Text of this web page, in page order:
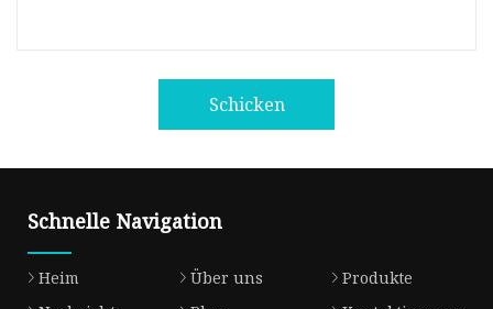
Schicken
Schnelle Navigation
Heim Über uns
Produkte